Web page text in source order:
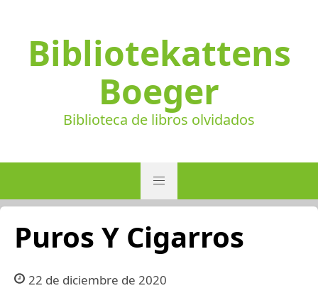
Bibliotekattens
Boeger
Biblioteca de libros olvidados
Puros Y Cigarros
22 de diciembre de 2020